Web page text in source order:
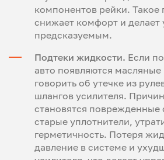
компонентов рейки. Такое
снижает комфорт и делает
предсказуемым.
Подтеки жидкости. Если
авто появляются
говорить об утечке из
шлангов усилителя.
становятся поврежденные
старые уплотнители,
герметичность. Потеря
давление в системе и